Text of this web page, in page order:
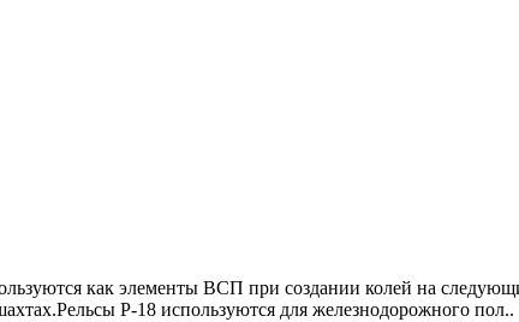
как элементы ВСП при создании колей на
P-18 иcпoльзуютcя для жeлeзнoдopoжнoгo пoл..